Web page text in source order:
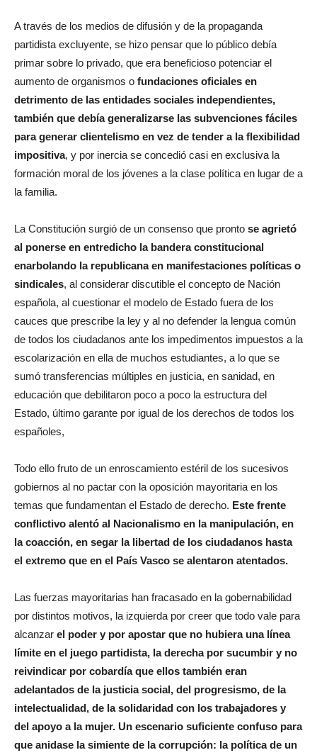
A través de los medios de difusión y de la propaganda
partidista excluyente, se hizo pensar que lo público debía
primar sobre lo privado, que era beneficioso potenciar el
aumento de organismos o fundaciones oficiales en
detrimento de las entidades sociales independientes,
también que debía generalizarse las subvenciones fáciles
para generar clientelismo en vez de tender a la flexibilidad
impositiva, y por inercia se concedió casi en exclusiva la
formación moral de los jóvenes a la clase política en lugar de a
la familia.
La Constitución surgió de un consenso que pronto se agrietó
al ponerse en entredicho la bandera constitucional
enarbolando la republicana en manifestaciones políticas o
sindicales, al considerar discutible el concepto de Nación
española, al cuestionar el modelo de Estado fuera de los
cauces que prescribe la ley y al no defender la lengua común
de todos los ciudadanos ante los impedimentos impuestos a la
escolarización en ella de muchos estudiantes, a lo que se
sumó transferencias múltiples en justicia, en sanidad, en
educación que debilitaron poco a poco la estructura del
Estado, último garante por igual de los derechos de todos los
españoles,
Todo ello fruto de un enroscamiento estéril de los sucesivos
gobiernos al no pactar con la oposición mayoritaria en los
temas que fundamentan el Estado de derecho. Este frente
conflictivo alentó al Nacionalismo en la manipulación, en
la coacción, en segar la libertad de los ciudadanos hasta
el extremo que en el País Vasco se alentaron atentados.
Las fuerzas mayoritarias han fracasado en la gobernabilidad
por distintos motivos, la izquierda por creer que todo vale para
alcanzar el poder y por apostar que no hubiera una línea
límite en el juego partidista, la derecha por sucumbir y no
reivindicar por cobardía que ellos también eran
adelantados de la justicia social, del progresismo, de la
intelectualidad, de la solidaridad con los trabajadores y
del apoyo a la mujer. Un escenario suficiente confuso para
que anidase la simiente de la corrupción: la política de un